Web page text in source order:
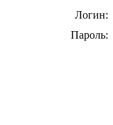
Логин:
Пароль: